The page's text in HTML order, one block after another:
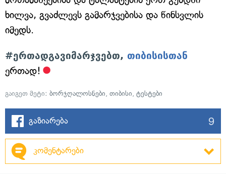
ხილვა, გვაძლევს გამარჯვებისა და წინსვლის
იმედს.
#ერთადგავიმარჯვებთ, თიბისისთან
ერთად!
გაიგეთ მეტი: ბორჯღალოსნები, თიბისი, ტესტები
გაზიარება 9
კომენტარები